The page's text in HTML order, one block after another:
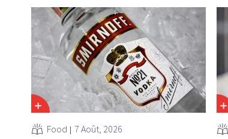
Food 7 Août, 2026